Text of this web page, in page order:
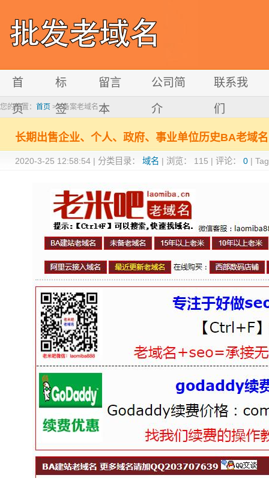
首
页
标
签
留言
本
公司简
介
联系我
们
您的位置： 首页 >> 备案老域名
长期出售企业、个人、政府、事业单位历史BA老域名
2020-3-25 12:58:54 | 分类目录： 域名 | 浏览： 115 | 评论： 0 |